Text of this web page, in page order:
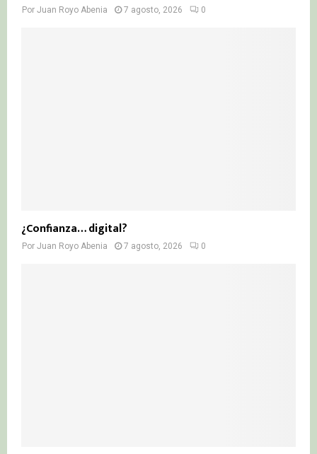
Por Juan Royo Abenia 7 agosto, 2026 0
¿Confianza… digital?
Por Juan Royo Abenia 7 agosto, 2026 0